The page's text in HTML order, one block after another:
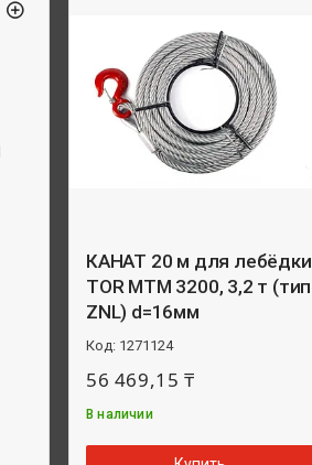
КАНАТ 20 м для лебёдки
TOR МТМ 3200, 3,2 т (тип
ZNL) d=16мм
1271124
56 469,15 ₸
В наличии